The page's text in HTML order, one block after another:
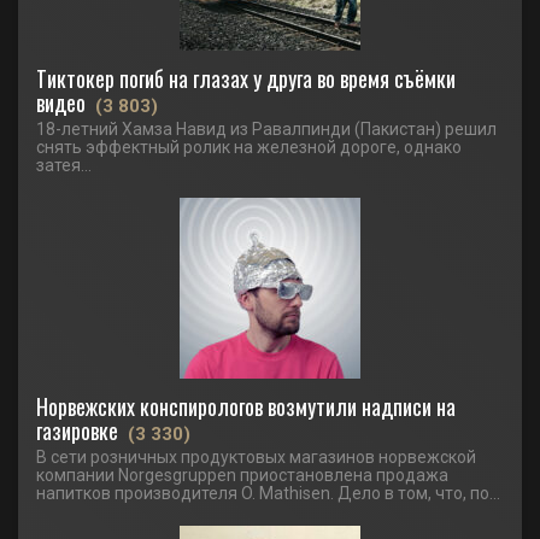
Тиктокер погиб на глазах у друга во время съёмки
видео (3 803)
18-летний Хамза Навид из Равалпинди (Пакистан) решил
снять эффектный ролик на железной дороге, однако
затея...
Норвежских конспирологов возмутили надписи на
газировке (3 330)
В сети розничных продуктовых магазинов норвежской
компании Norgesgruppen приостановлена продажа
напитков производителя O. Mathisen. Дело в том, что, по...